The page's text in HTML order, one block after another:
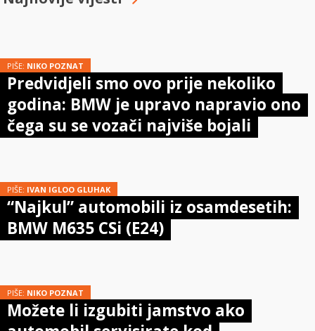
PIŠE: NIKO POZNAT
Predvidjeli smo ovo prije nekoliko
godina: BMW je upravo napravio ono
čega su se vozači najviše bojali
PIŠE: IVAN IGLOO GLUHAK
“Najkul” automobili iz osamdesetih:
BMW M635 CSi (E24)
PIŠE: NIKO POZNAT
Možete li izgubiti jamstvo ako